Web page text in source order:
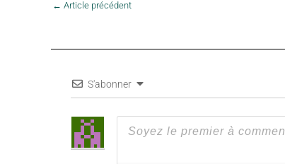
← Article précédent
S'abonner